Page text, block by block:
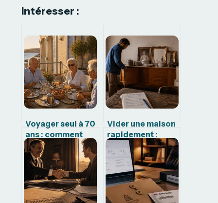
Intéresser :
Voyager seul à 70
ans : comment
allier sécurité,
confort et vie
sociale ?
Vider une maison
rapidement :
comment un
brocanteur
transforme vos
objets en
liquidités